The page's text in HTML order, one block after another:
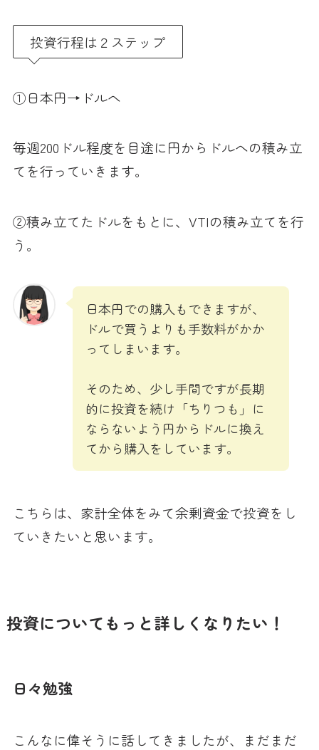
投資行程は２ステップ
①日本円→ドルへ
毎週200ドル程度を目途に円からドルへの積み立
てを行っていきます。
②積み立てたドルをもとに、VTIの積み立てを行
う。
日本円での購入もできますが、
ドルで買うよりも手数料がかか
ってしまいます。
そのため、少し手間ですが長期
的に投資を続け「ちりつも」に
ならないよう円からドルに換え
てから購入をしています。
こちらは、家計全体をみて余剰資金で投資をし
ていきたいと思います。
投資についてもっと詳しくなりたい！
日々勉強
こんなに偉そうに話してきましたが、まだまだ